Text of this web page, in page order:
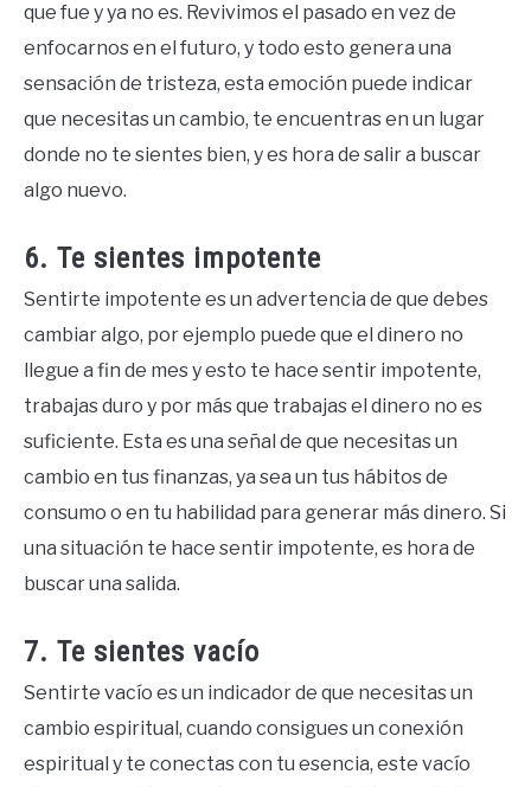
que fue y ya no es. Revivimos el pasado en vez de
enfocarnos en el futuro, y todo esto genera una
sensación de tristeza, esta emoción puede indicar
que necesitas un cambio, te encuentras en un lugar
donde no te sientes bien, y es hora de salir a buscar
algo nuevo.
6. Te sientes impotente
Sentirte impotente es un advertencia de que debes
cambiar algo, por ejemplo puede que el dinero no
llegue a fin de mes y esto te hace sentir impotente,
trabajas duro y por más que trabajas el dinero no es
suficiente. Esta es una señal de que necesitas un
cambio en tus finanzas, ya sea un tus hábitos de
consumo o en tu habilidad para generar más dinero. Si
una situación te hace sentir impotente, es hora de
buscar una salida.
7. Te sientes vacío
Sentirte vacío es un indicador de que necesitas un
cambio espiritual, cuando consigues un conexión
espiritual y te conectas con tu esencia, este vacío